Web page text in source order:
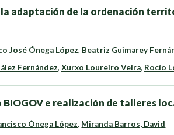
adaptación de la ordenación
José Ónega López, Beatriz Guimarey
Fernández, Xurxo Loureiro Veira, Rocío
e realización de talleres
Ónega López, Miranda Barros, David